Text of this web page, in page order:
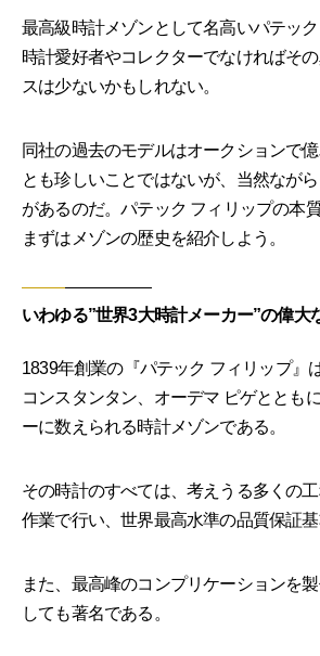
最高級時計メゾンとして名高いパテック
時計愛好者やコレクターでなければそ
スは少ないかもしれない。
同社の過去のモデルはオークションで
とも珍しいことではないが、当然なが
があるのだ。パテック フィリップの本
まずはメゾンの歴史を紹介しよう。
いわゆる”世界3大時計メーカー”の偉大
1839年創業の『パテック フィリップ』
コンスタンタン、オーデマ ピゲととも
ーに数えられる時計メゾンである。
その時計のすべては、考えうる多くの
作業で行い、世界最高水準の品質保証基
また、最高峰のコンプリケーションを
しても著名である。